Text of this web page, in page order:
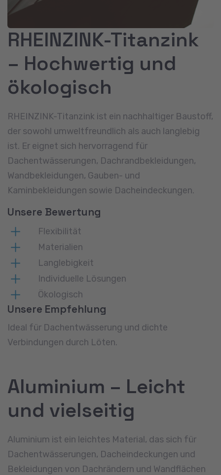
RHEINZINK-Titanzink
– Hochwertig und
ökologisch
RHEINZINK-Titanzink ist ein nachhaltiger Baustoff,
der sowohl umweltfreundlich als auch langlebig
ist. Er eignet sich hervorragend für
Dachentwässerungen, Dachrandbekleidungen,
Wandbekleidungen, Gauben- und
Kaminbekleidungen sowie Dacheindeckungen.
Unsere Bewertung
Flexibilität
Materialien
Langlebigkeit
Individuelle Lösungen
Ökologisch
Unsere Empfehlung
Ideal für Dachentwässerung und dichte
Verbindungen durch Löten.
Aluminium – Leicht
und vielseitig
Aluminium ist ein leichtes Material, das sich für
Dachentwässerungen, Dacheindeckungen und
Bekleidungen von Dachrändern und Wandflächen